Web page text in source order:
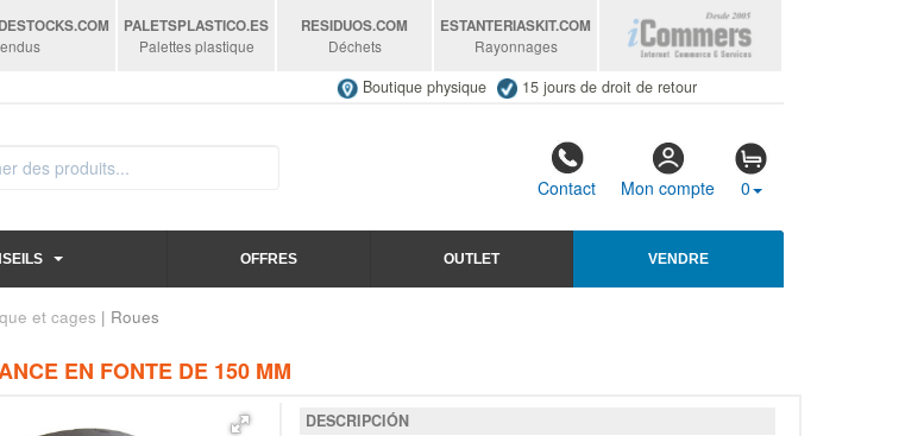
.COM
PALETSPLASTICO.ES
Palettes plastique
RESIDUOS.COM
Déchets
ESTANTERIASKIT.COM
Rayonnages
Boutique physique 15 jours de droit de retour
Contact Mon compte 0
OFFRES OUTLET VENDRE
et cages | Roues
EN FONTE DE 150 MM
DESCRIPCIÓN